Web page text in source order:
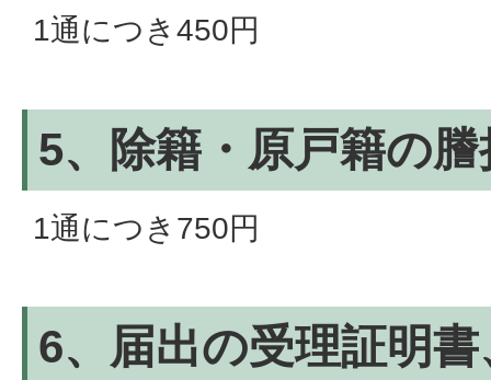
1通につき450円
5、除籍・原戸籍の
1通につき750円
6、届出の受理証明